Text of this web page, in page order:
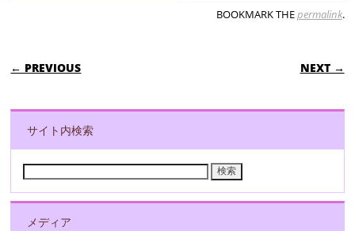
BOOKMARK THEpermalink.
POST NAVIGATION
← PREVIOUS NEXT →
サイト内検索
メディア